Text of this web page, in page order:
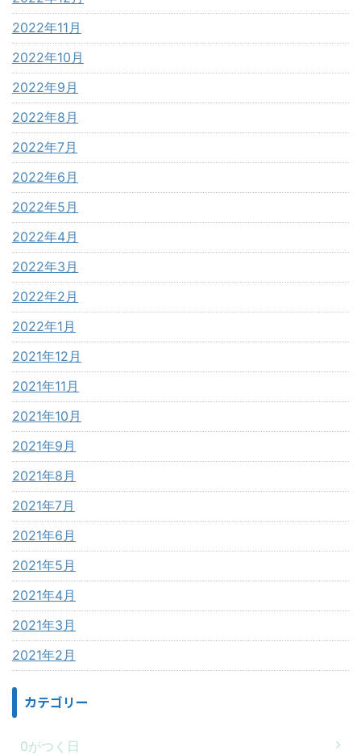
2022年11月
2022年10月
2022年9月
2022年8月
2022年7月
2022年6月
2022年5月
2022年4月
2022年3月
2022年2月
2022年1月
2021年12月
2021年11月
2021年10月
2021年9月
2021年8月
2021年7月
2021年6月
2021年5月
2021年4月
2021年3月
2021年2月
カテゴリー
0がつく日